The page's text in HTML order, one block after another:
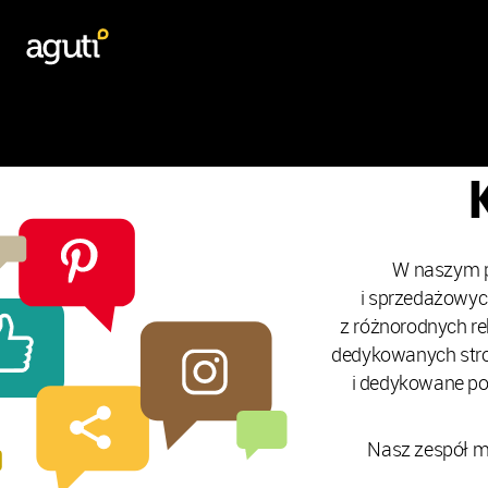
W naszym
i
z różnorodnych
dedykowanych
i dedykowane
Nasz zespół